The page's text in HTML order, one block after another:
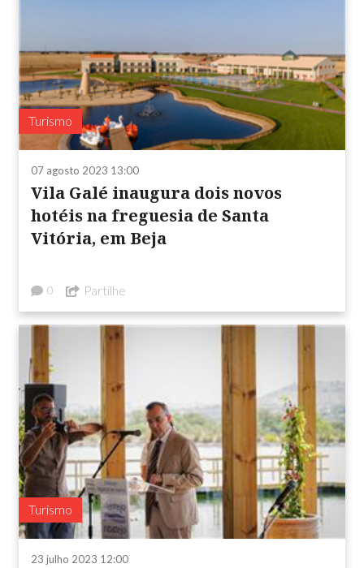
Turismo
07 agosto 2023 13:00
Vila Galé inaugura dois novos
hotéis na freguesia de Santa
Vitória, em Beja
0 Partilhe
Turismo
23 julho 2023 12:00